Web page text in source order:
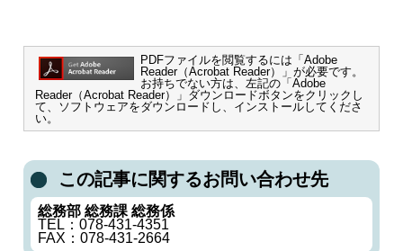
PDFファイルを閲覧するには「Adobe
Reader（Acrobat Reader）」が必要です。
お持ちでない方は、左記の「Adobe
Reader（Acrobat Reader）」ダウンロードボタンをクリックし
て、ソフトウェアをダウンロードし、インストールしてくださ
い。
この記事に関するお問い合わせ先
総務部 総務課 総務係
TEL：078-431-4351
FAX：078-431-2664